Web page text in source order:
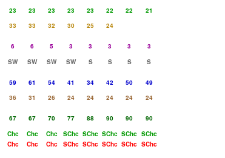
23 23 23 23 23 22 22
21
33 33 32 30 25
24
6 6 5 3 3 3 3
3
SW SW SW SW S S S
S
59 61 54 41 34 42 50
49
36 31 26 24 24 24 24
24
67 67 70 77 88 90 90
90
Chc Chc Chc SChc SChc SChc SChc SChc
Chc Chc Chc SChc SChc SChc SChc SChc